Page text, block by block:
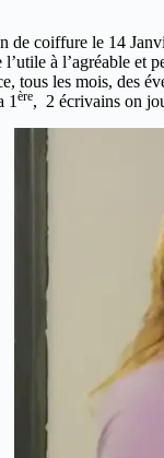
de coiffure le 14
à l’agréable et
tous les mois, des
1 ère, 2 écrivains on